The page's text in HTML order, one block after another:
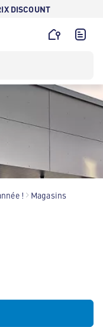
DISCOUNT
! Magasins